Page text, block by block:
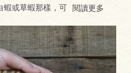
蝦或草蝦那樣，可 閱讀更多